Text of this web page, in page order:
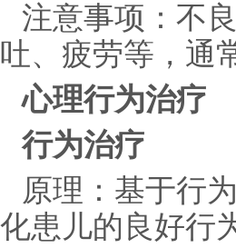
注意事项：不
吐、疲劳等，通
心理行为治疗
行为治疗
原理：基于行
化患儿的良好行